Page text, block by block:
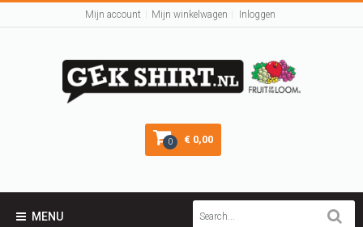
Mijn account Mijn winkelwagen Inloggen
0 € 0,00
MENU